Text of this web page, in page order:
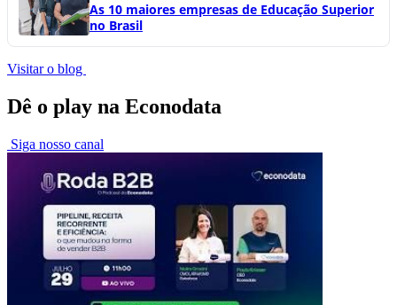
As 10 maiores empresas de Educação Superior
no Brasil
Visitar o blog
Dê o play na Econodata
Siga nosso canal